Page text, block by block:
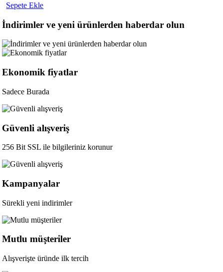
Sepete Ekle
İndirimler ve yeni ürünlerden haberdar olun
Ekonomik fiyatlar
Sadece Burada
Güvenli alışveriş
256 Bit SSL ile bilgileriniz korunur
Kampanyalar
Sürekli yeni indirimler
Mutlu müşteriler
Alışverişte üründe ilk tercih